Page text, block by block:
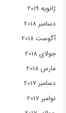
ژانویه 2019
دسامبر 2018
آگوست 2018
جولای 2018
مارس 2018
دسامبر 2017
نوامبر 2017